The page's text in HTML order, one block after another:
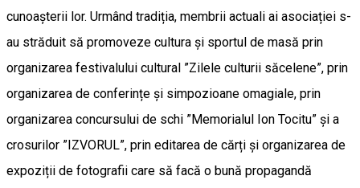
cunoașterii lor. Urmând tradiția, membrii actuali ai asociației s-
au străduit să promoveze cultura și sportul de masă prin
organizarea festivalului cultural ”Zilele culturii săcelene”, prin
organizarea de conferințe și simpozioane omagiale, prin
organizarea concursului de schi ”Memorialul Ion Tocitu” și a
crosurilor ”IZVORUL”, prin editarea de cărți și organizarea de
expoziții de fotografii care să facă o bună propagandă